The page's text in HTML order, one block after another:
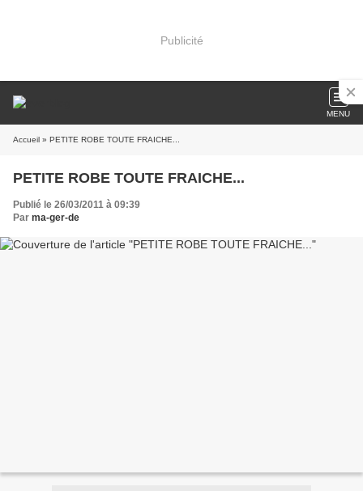
Publicité
MENU
Accueil » PETITE ROBE TOUTE FRAICHE...
PETITE ROBE TOUTE FRAICHE...
Publié le 26/03/2011 à 09:39
Par ma-ger-de